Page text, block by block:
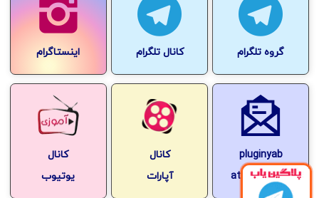
گروه تلگرام کانال تلگرام اینستاگرام
pluginyab
at-gmail.com
کانال
آپارات
کانال
یوتیوب